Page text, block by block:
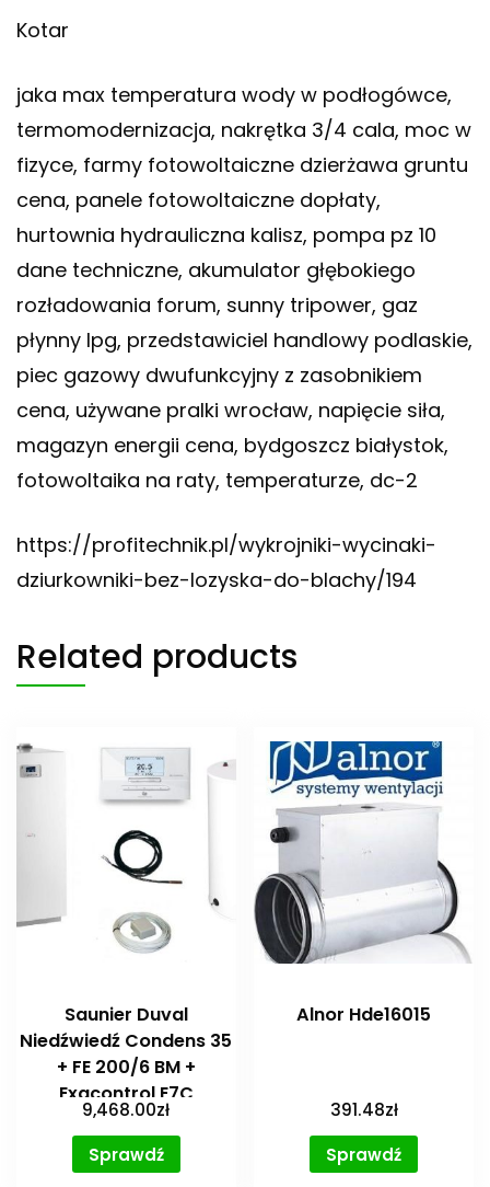
Kotar
jaka max temperatura wody w podłogówce,
termomodernizacja, nakrętka 3/4 cala, moc w
fizyce, farmy fotowoltaiczne dzierżawa gruntu
cena, panele fotowoltaiczne dopłaty,
hurtownia hydrauliczna kalisz, pompa pz 10
dane techniczne, akumulator głębokiego
rozładowania forum, sunny tripower, gaz
płynny lpg, przedstawiciel handlowy podlaskie,
piec gazowy dwufunkcyjny z zasobnikiem
cena, używane pralki wrocław, napięcie siła,
magazyn energii cena, bydgoszcz białystok,
fotowoltaika na raty, temperaturze, dc-2
https://profitechnik.pl/wykrojniki-wycinaki-
dziurkowniki-bez-lozyska-do-blachy/194
Related products
Saunier Duval
Niedźwiedź Condens 35
+ FE 200/6 BM +
Exacontrol E7C
0010020543
9,468.00zł
Sprawdź
Alnor Hde16015
391.48zł
Sprawdź